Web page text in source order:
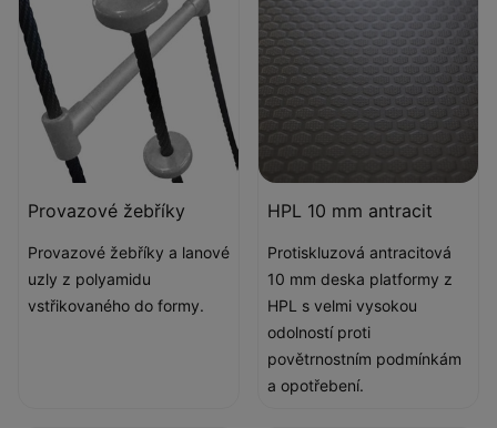
Provazové žebříky
Provazové žebříky a lanové
uzly z polyamidu
vstřikovaného do formy.
HPL 10 mm antracit
Protiskluzová antracitová
10 mm deska platformy z
HPL s velmi vysokou
odolností proti
povětrnostním podmínkám
a opotřebení.